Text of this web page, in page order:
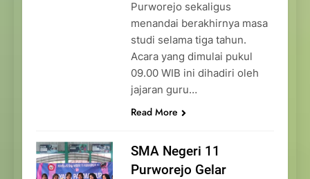
Purworejo sekaligus
menandai berakhirnya masa
studi selama tiga tahun.
Acara yang dimulai pukul
09.00 WIB ini dihadiri oleh
jajaran guru…
Read More
SMA Negeri 11
Purworejo Gelar